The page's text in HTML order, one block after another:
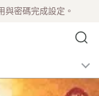
與密碼完成設定。